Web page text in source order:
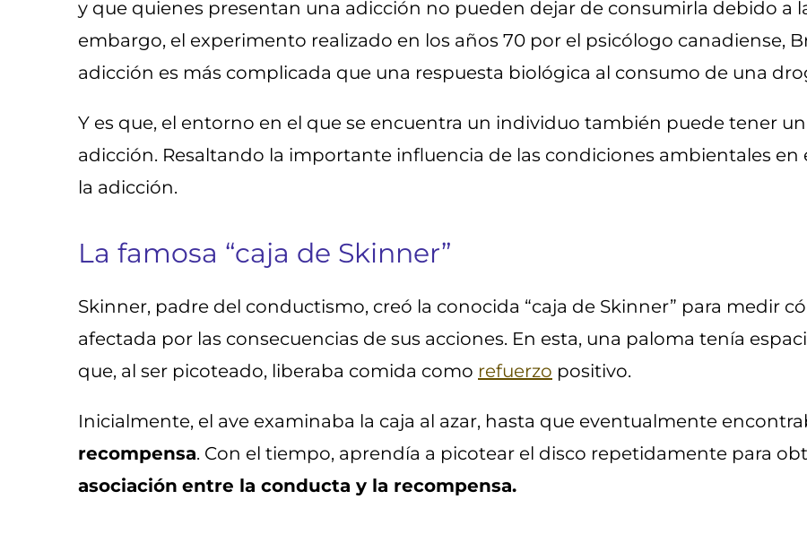
y que quienes presentan una adicción no pueden dejar de consumirla debido a
embargo, el experimento realizado en los años 70 por el psicólogo canadiense,
adicción es más complicada que una respuesta biológica al consumo de una
Y es que, el entorno en el que se encuentra un individuo también puede tener
adicción. Resaltando la importante influencia de las condiciones ambientales en
la adicción.
La famosa “caja de Skinner”
Skinner, padre del conductismo, creó la conocida “caja de Skinner” para medir
afectada por las consecuencias de sus acciones. En esta, una paloma tenía
que, al ser picoteado, liberaba comida como refuerzo positivo.
Inicialmente, el ave examinaba la caja al azar, hasta que eventualmente
recompensa. Con el tiempo, aprendía a picotear el disco repetidamente para
asociación entre la conducta y la recompensa.